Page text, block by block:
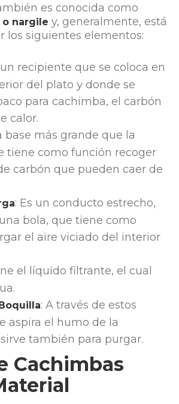
es conocida como
o nargile y, generalmente, está
los siguientes elementos:
un recipiente que se coloca en
del plato y donde se
para cachimba, el carbón
calor.
base más grande que la
tiene como función recoger
carbón que pueden caer de
: Es un conducto estrecho,
bola, que tiene como
el aire viciado del interior
el líquido filtrante, el cual
: A través de estos
aspira el humo de la
también para purgar.
Cachimbas